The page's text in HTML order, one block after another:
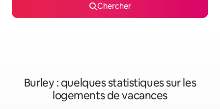
Chercher
Burley : quelques statistiques sur les
logements de vacances